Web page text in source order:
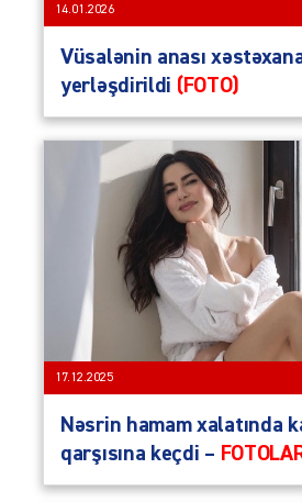
14.01.2026
Vüsalənin anası
yerləşdirildi (FOTO)
17.12.2025
Nəsrin hamam xalatında
qarşısına keçdi –